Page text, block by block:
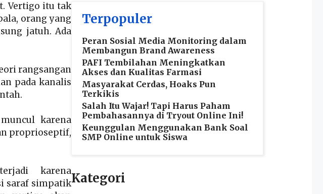
Vertigo itu tak
orang yang
jatuh. Ada
rangsangan
pada kanalis
karena
proprioseptif,
karena
saraf simpatik
Terpopuler
Peran Sosial Media Monitoring dalam
Membangun Brand Awareness
PAFI Tembilahan Meningkatkan
Akses dan Kualitas Farmasi
Masyarakat Cerdas, Hoaks Pun
Terkikis
Salah Itu Wajar! Tapi Harus Paham
Pembahasannya di Tryout Online Ini!
Keunggulan Menggunakan Bank Soal
SMP Online untuk Siswa
Kategori